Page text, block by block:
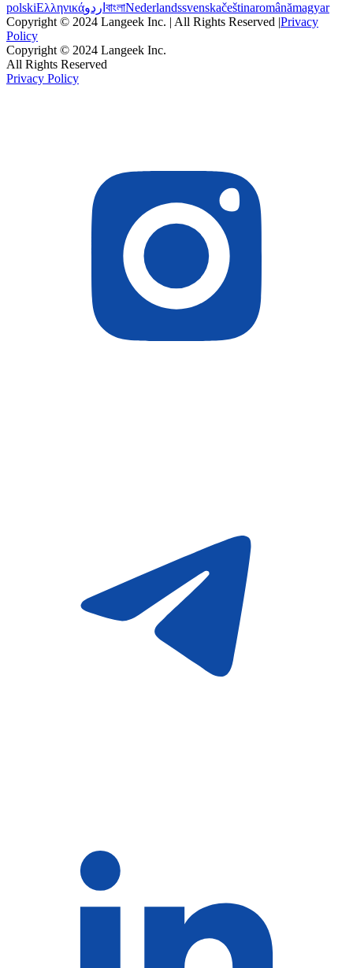
polskiΕλληνικάاردو বাংলাNederlandssvenskačeštinaromânămagyar
Copyright © 2024 Langeek Inc. | All Rights Reserved |Privacy
Policy
Copyright © 2024 Langeek Inc.
All Rights Reserved
Privacy Policy